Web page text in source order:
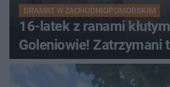
DRAMAT W ZACHODNIOPOMORSKIM
16-latek z ranami
Goleniowie! Zatrzymani